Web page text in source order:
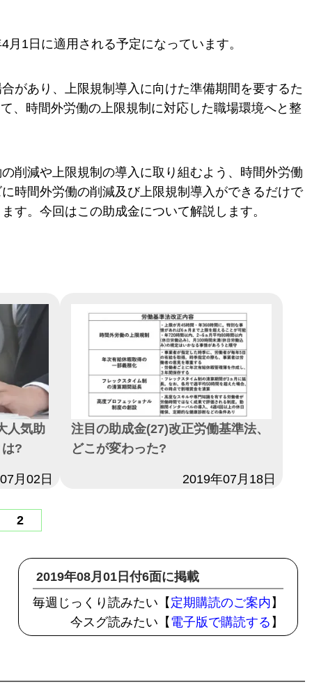
1日に適用される予定になっています。
があり、上限規制導入に向けた準備期間を要するた
、時間外労働の上限規制に対応した職場環境へと整
削減や上限規制の導入に取り組むよう、時間外労働
時間外労働の削減及び上限規制導入ができるだけで
す。今回はこの助成金について解説します。
人気助
?
月02日
注目の助成金(27)改正労働基準法、
どこが変わった?
2019年07月18日
2
2019年08月01日付6面に掲載
毎週じっくり読みたい【 定期購読のご案内 】
今スグ読みたい【 電子版で購読する 】